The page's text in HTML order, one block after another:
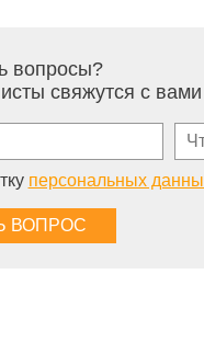
вопросы?
свяжутся с
персональных